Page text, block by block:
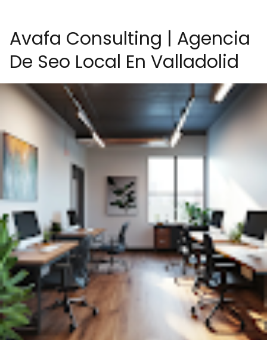
Avafa Consulting | Agencia
De Seo Local En Valladolid